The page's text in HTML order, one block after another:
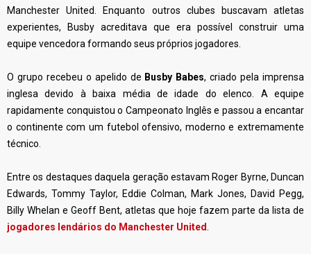
Manchester United. Enquanto outros clubes buscavam atletas
experientes, Busby acreditava que era possível construir uma
equipe vencedora formando seus próprios jogadores.
O grupo recebeu o apelido de Busby Babes, criado pela imprensa
inglesa devido à baixa média de idade do elenco. A equipe
rapidamente conquistou o Campeonato Inglês e passou a encantar
o continente com um futebol ofensivo, moderno e extremamente
técnico.
Entre os destaques daquela geração estavam Roger Byrne, Duncan
Edwards, Tommy Taylor, Eddie Colman, Mark Jones, David Pegg,
Billy Whelan e Geoff Bent, atletas que hoje fazem parte da lista de
jogadores lendários do Manchester United